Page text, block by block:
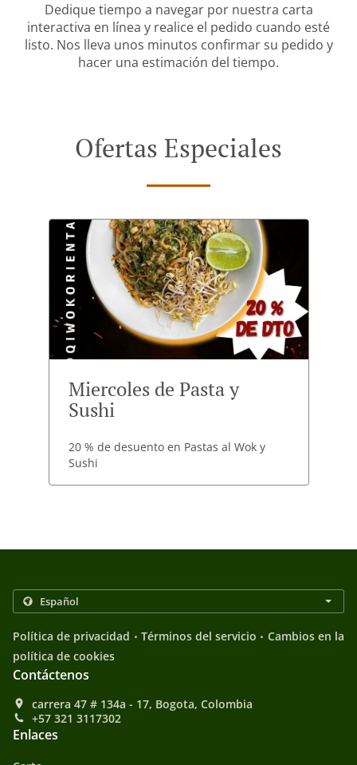
Dedique tiempo a navegar por nuestra carta
interactiva en línea y realice el pedido cuando esté
listo. Nos lleva unos minutos confirmar su pedido y
hacer una estimación del tiempo.
Ofertas Especiales
Miercoles de Pasta y
Sushi
20 % de desuento en Pastas al Wok y
Sushi
Política de privacidad . Términos del servicio . Cambios en la
política de cookies
Contáctenos
carrera 47 # 134a - 17, Bogota, Colombia
+57 321 3117302
Enlaces